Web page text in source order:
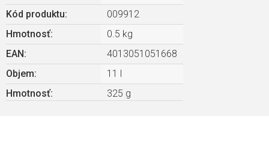
Kód produktu:
009912
Hmotnosť:
0.5 kg
EAN :
4013051051668
Objem:
11 l
Hmotnosť: 325 g